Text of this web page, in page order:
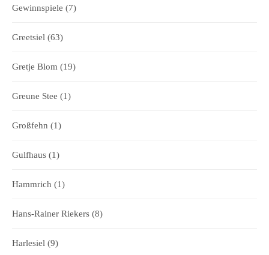
Gewinnspiele (7)
Greetsiel (63)
Gretje Blom (19)
Greune Stee (1)
Großfehn (1)
Gulfhaus (1)
Hammrich (1)
Hans-Rainer Riekers (8)
Harlesiel (9)